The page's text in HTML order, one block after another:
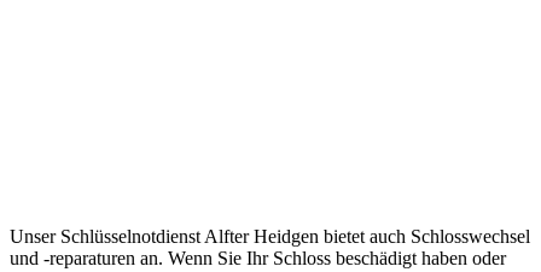
Unser Schlüsselnotdienst Alfter Heidgen bietet auch Schlosswechsel
und -reparaturen an.​ Wenn Sie Ihr Schloss beschädigt haben oder